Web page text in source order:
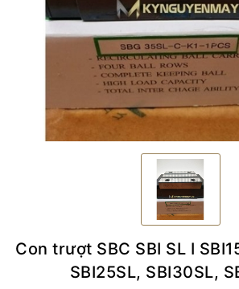
Con trượt SBC SBI SL I
SBI25SL, SBI30SL,